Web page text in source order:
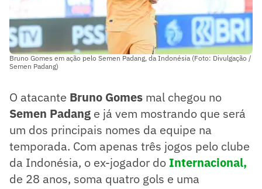
Bruno Gomes em ação pelo Semen Padang, da Indonésia (Foto: Divulgação /
Semen Padang)
O atacante Bruno Gomes mal chegou no
Semen Padang e já vem mostrando que será
um dos principais nomes da equipe na
temporada. Com apenas três jogos pelo clube
da Indonésia, o ex-jogador do Internacional,
de 28 anos, soma quatro gols e uma